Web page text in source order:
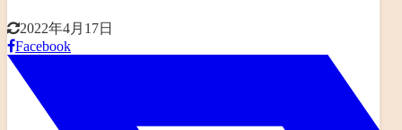
2022年4月17日
Facebook